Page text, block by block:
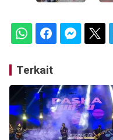
Terkait